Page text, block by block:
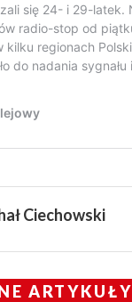
Ciechowski
ARTYKUŁY